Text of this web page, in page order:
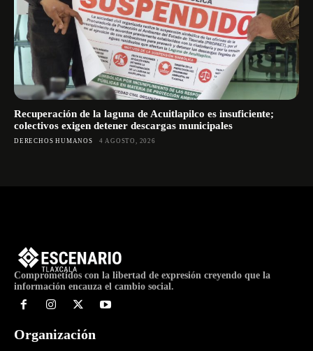
Recuperación de la laguna de Acuitlapilco es insuficiente;
colectivos exigen detener descargas municipales
DERECHOS HUMANOS 4 AGOSTO, 2026
Comprometidos con la libertad de expresión creyendo que la
información encauza el cambio social.
Organización